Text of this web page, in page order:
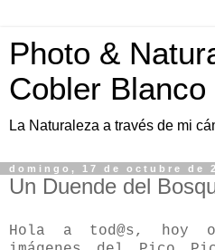
Photo &
Cobler Blanco
La Naturaleza a través de mi
domingo, 17 de octubre de
Un Duende del
Hola a tod@s, hoy